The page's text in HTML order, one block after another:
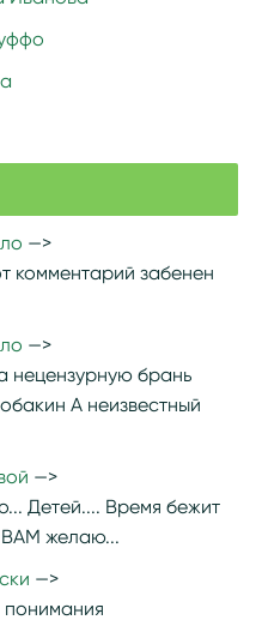
комментарий забенен
нецензурную брань
А неизвестный
Детей.... Время бежит
ВАМ желаю...